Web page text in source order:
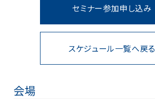
スケジュール一覧へ戻る
セミナー参加申し込み
会場